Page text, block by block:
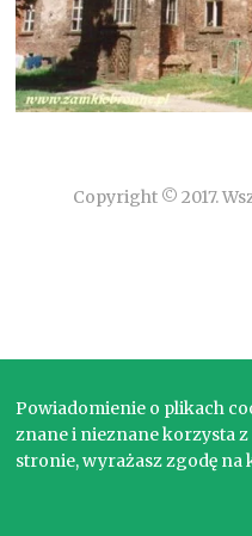
Copyright © 2017.
Powiadomienie o plikach
znane i nieznane korzysta
stronie, wyrażasz zgodę